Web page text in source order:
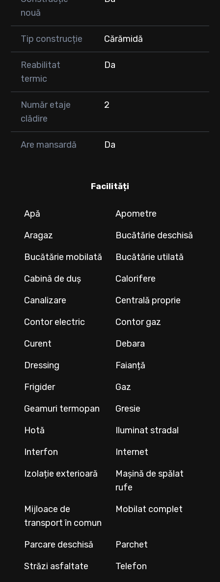
nouă
Tip construcție Cărămidă
Reabilitat
termic
Da
Număr etaje
clădire
2
Are mansardă Da
Facilități
Apă
Apometre
Aragaz
Bucătărie deschisă
Bucătărie mobilată
Bucătărie utilată
Cabină de duș
Calorifere
Canalizare
Centrală proprie
Contor electric
Contor gaz
Curent
Debara
Dressing
Faianță
Frigider
Gaz
Geamuri termopan
Gresie
Hotă
Iluminat stradal
Interfon
Internet
Izolație exterioară
Mașină de spălat
rufe
Mijloace de
transport în comun
Mobilat complet
Parcare deschisă
Parchet
Străzi asfaltate
Telefon